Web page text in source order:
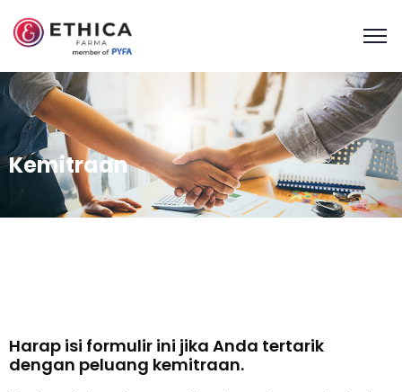
Kemitraan
Harap isi formulir ini jika Anda tertarik
dengan peluang kemitraan.